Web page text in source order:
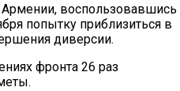
воспользовавшись
попытку приблизиться в
диверсии.
фронта 26 раз